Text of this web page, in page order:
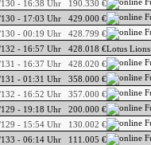
- 16:38 Uhr 190.330 €
130 - 17:03 Uhr 429.000 €
- 00:19 Uhr 428.799 €
- 16:57 Uhr 428.018 €Lotus Lions
- 16:37 Uhr 428.020 €
131 - 01:31 Uhr 358.000 €
- 16:52 Uhr 357.000 €
129 - 19:18 Uhr 200.000 €
- 15:54 Uhr 130.002 €
133 - 06:14 Uhr 111.005 €